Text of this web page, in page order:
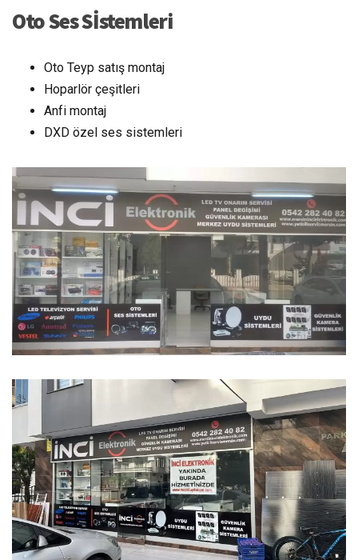
Oto Ses Sİstemleri
Oto Teyp satış montaj
Hoparlör çeşitleri
Anfi montaj
DXD özel ses sistemleri